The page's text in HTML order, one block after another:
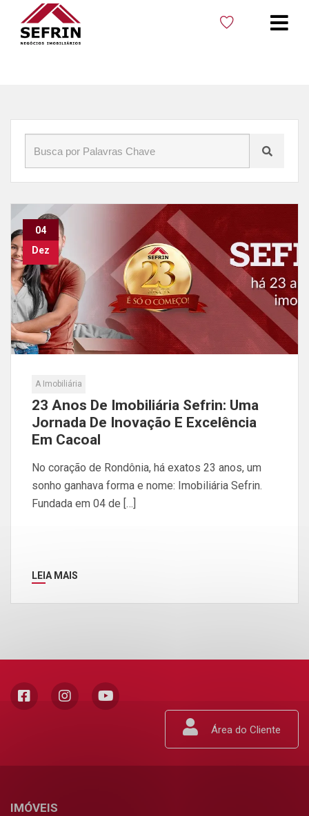
Início»Blog »Aniversário Sefrin
04
Dez
A Imobiliária
23 Anos De Imobiliária Sefrin: Uma
Jornada De Inovação E Excelência
Em Cacoal
No coração de Rondônia, há exatos 23 anos, um
sonho ganhava forma e nome: Imobiliária Sefrin.
Fundada em 04 de […]
LEIA MAIS
Área do Cliente
IMÓVEIS